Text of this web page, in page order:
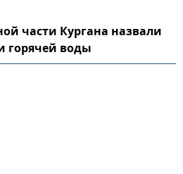
части Кургана назвали
горячей воды